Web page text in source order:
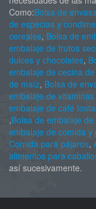
Como:Bolsa de
de especias y
cereales, Bolsa de
embalaje de frutos
dulces y chocolates,
embalaje de cecina
de maíz, Bolsa de
embalaje de
embalaje de café
,Bolsa de embalaje
embalaje de comida
Comida para pájaros,
alimentos para
así sucesivamente.